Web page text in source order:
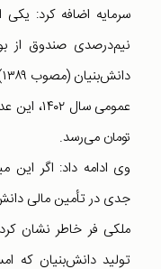
سرمایه اضافه کرد: یکی
نیم‌درصدی صندوق از
تومان می‌رسد.
وی ادامه داد: اگر
جدی در تأمین مالی
تولید دانش‌بنیان